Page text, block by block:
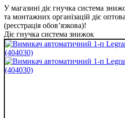
У магазині діє гнучка система
та монтажних організацій діє
(реєстрація обов’язкова)!
Діє гнучка система знижок